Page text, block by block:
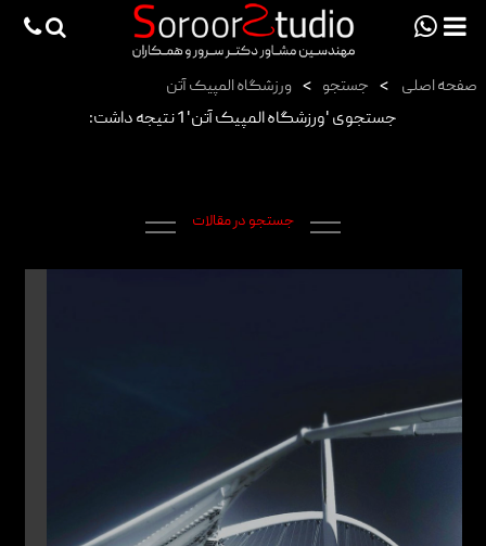
viewportchecker
×
اجرا
صفحه اصلی > جستجو > ورزشگاه المپیک آتن
جستجوی 'ورزشگاه المپیک آتن' 1 نتیجه داشت:
جستجو در مقالات